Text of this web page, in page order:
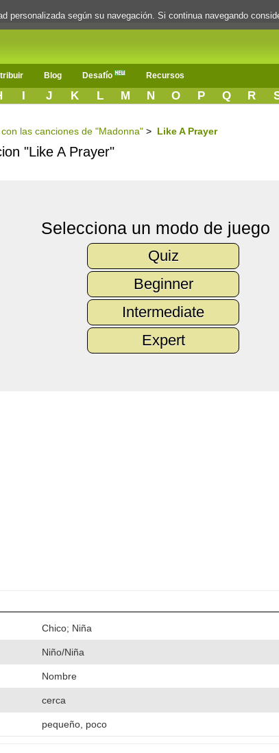
Blog Desafío Recursos
I J K L M N O P Q R
las canciones de "Madonna" > Like A Prayer
"Like A Prayer"
Selecciona un modo de juego
Quiz
Beginner
Intermediate
Expert
Chico; Niña
Niño/Niña
Nombre
cerca
pequeño, poco
personalizada según su navegación. Si continua navegando